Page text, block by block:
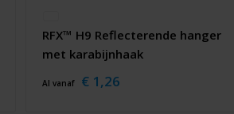
RFX™ H9 Reflecterende hanger
met karabijnhaak
Al vanaf € 1,26